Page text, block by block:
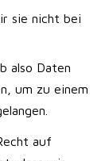
sie nicht bei
also Daten
um zu einem
auf